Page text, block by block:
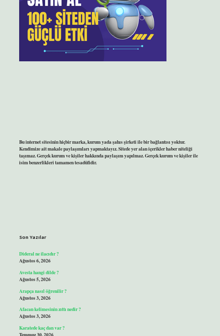
Bu internet sitesinin hiçbir marka, kurum yada şahıs şirketi ile bir bağlantısı yoktur.
Kendimize ait makale paylaşımları yapmaktayız. Sitede yer alan içerikler haber niteliği
taşımaz. Gerçek kurum ve kişiler hakkında paylaşım yapılmaz. Gerçek kurum ve kişiler ile
isim benzerlikleri tamamen tesadüfidir.
Son Yazılar
Dideral ne ilacıdır ?
Ağustos 6, 2026
Avesta hangi dilde ?
Ağustos 5, 2026
Arapça nasıl öğrenilir ?
Ağustos 3, 2026
Afacan kelimesinin zıttı nedir ?
Ağustos 3, 2026
Karatede kaç dan var ?
Temmuz 30, 2026